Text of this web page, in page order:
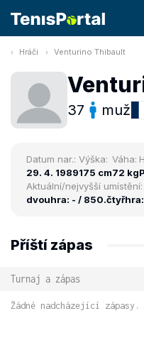
Hráči Venturino Thibault
37 muž
Datum nar.:
29. 4. 1989
Výška:
175 cm
Váha:
72 kg
Aktuální/nejvyšší umístění:
dvouhra: - / 850.
Příští zápas
Turnaj a zápas
Žádné nadcházející zápasy.